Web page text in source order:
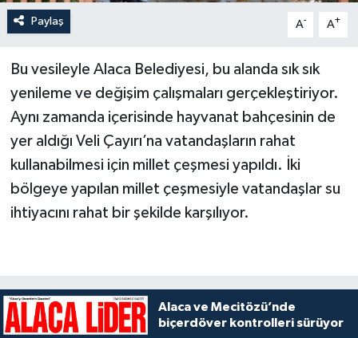
Paylaş A- A+
Bu vesileyle Alaca Belediyesi, bu alanda sık sık
yenileme ve değişim çalışmaları gerçekleştiriyor.
Aynı zamanda içerisinde hayvanat bahçesinin de
yer aldığı Veli Çayırı’na vatandaşların rahat
kullanabilmesi için millet çeşmesi yapıldı. İki
bölgeye yapılan millet çeşmesiyle vatandaşlar su
ihtiyacını rahat bir şekilde karşılıyor.
Alaca ve Mecitözü’nde
biçerdöver kontrolleri sürüyor